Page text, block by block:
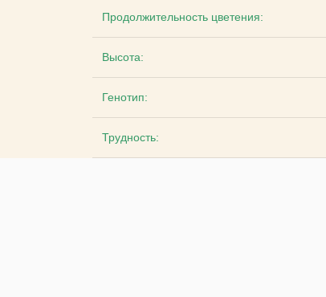
Продолжительность цветения:
Высота:
Генотип:
Трудность: